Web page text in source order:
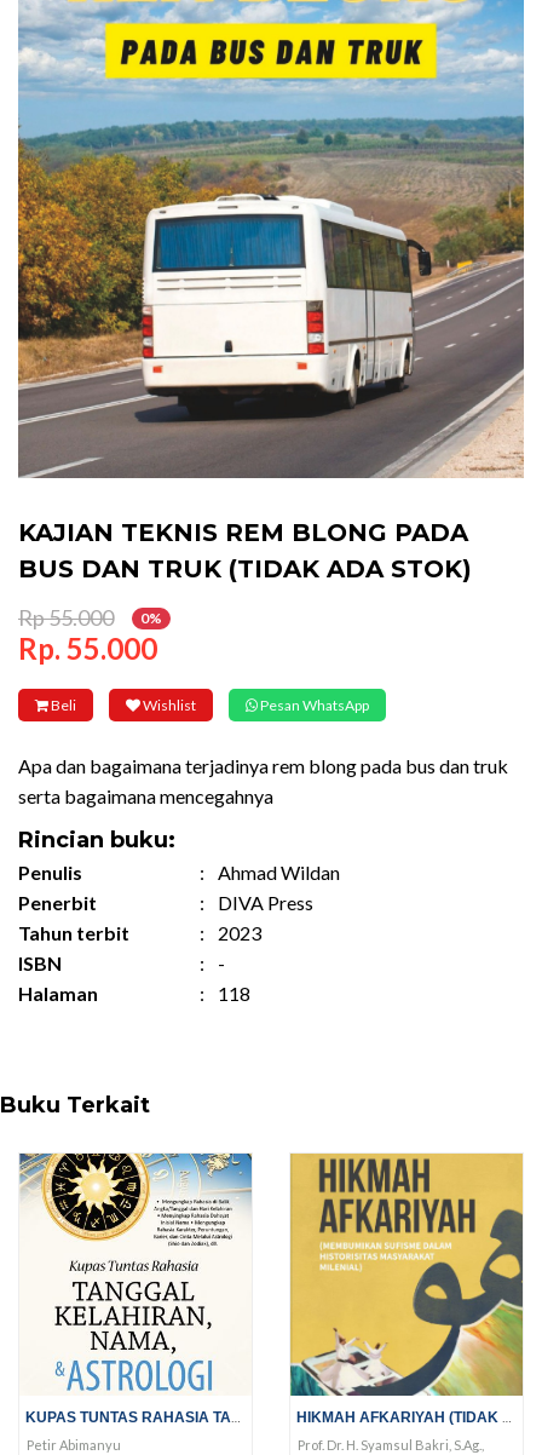
KAJIAN TEKNIS REM BLONG PADA
BUS DAN TRUK (TIDAK ADA STOK)
Rp 55.000 0%
Rp. 55.000
Beli Wishlist Pesan WhatsApp
Apa dan bagaimana terjadinya rem blong pada bus dan truk
serta bagaimana mencegahnya
Rincian buku:
Penulis :
Ahmad Wildan
Penerbit
:
DIVA Press
Tahun terbit
:
2023
ISBN
:
-
Halaman
: 118
Buku Terkait
KUPAS TUNTAS RAHASIA TANGGAL...
Petir Abimanyu
HIKMAH AFKARIYAH (TIDAK ADA...
Prof. Dr. H. Syamsul Bakri, S.Ag.,